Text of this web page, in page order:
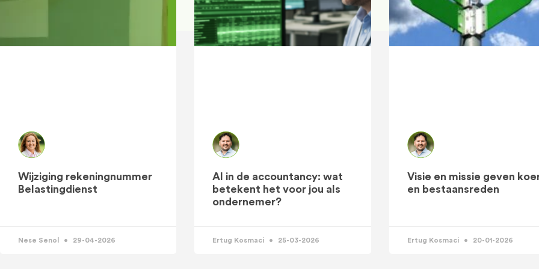
Wijziging rekeningnummer
Belastingdienst
Nese Senol 29-04-2026
AI in de accountancy: wat
betekent het voor jou als
ondernemer?
Ertug Kosmaci 25-03-2026
Visie en missie geven
en bestaansreden
Ertug Kosmaci 20-01-2026